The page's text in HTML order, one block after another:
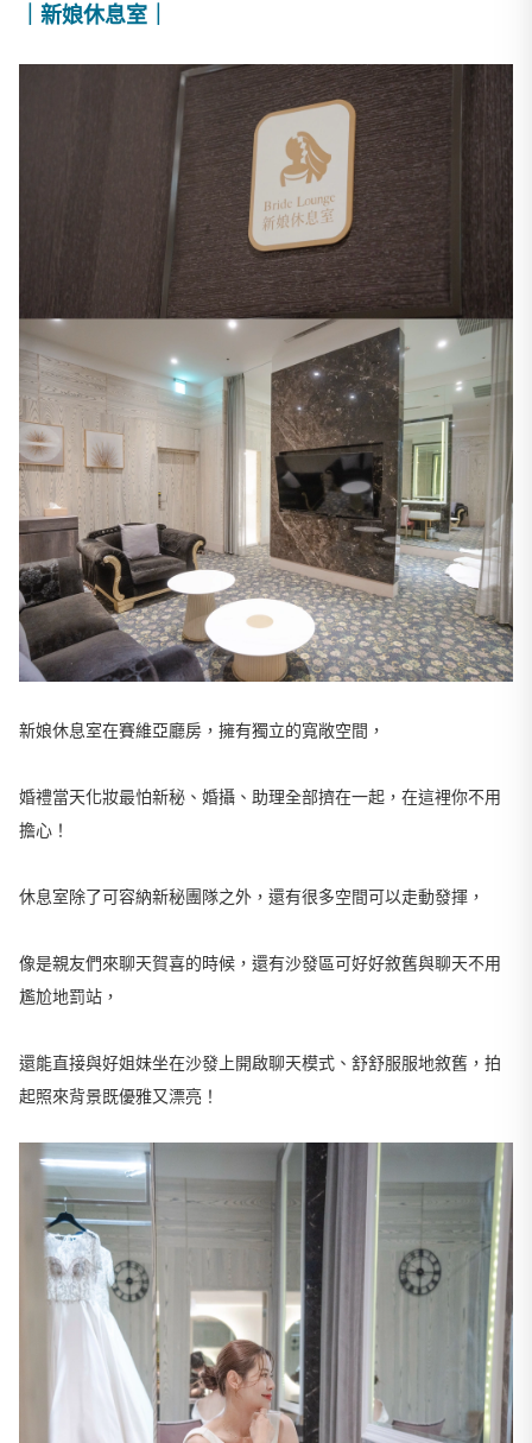
｜新娘休息室｜
新娘休息室在賽維亞廳房，擁有獨立的寬敞空間，
婚禮當天化妝最怕新秘、婚攝、助理全部擠在一起，在這裡你不用
擔心！
休息室除了可容納新秘團隊之外，還有很多空間可以走動發揮，
像是親友們來聊天賀喜的時候，還有沙發區可好好敘舊與聊天不用
尷尬地罰站，
還能直接與好姐妹坐在沙發上開啟聊天模式、舒舒服服地敘舊，拍
起照來背景既優雅又漂亮！